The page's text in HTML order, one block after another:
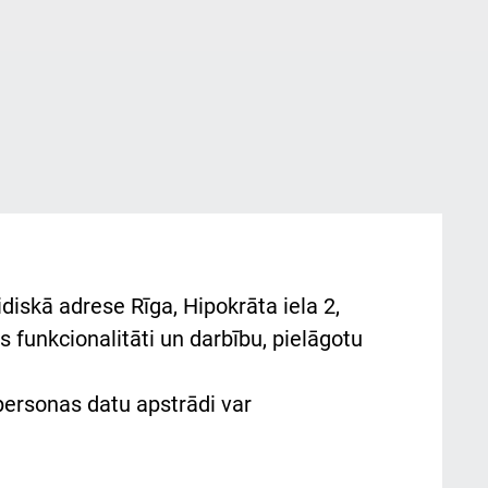
adrese Rīga, Hipokrāta iela 2,
funkcionalitāti un darbību, pielāgotu
datu apstrādi var